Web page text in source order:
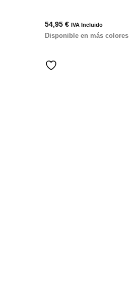
54,95 € IVA Incluido
Disponible en más colores